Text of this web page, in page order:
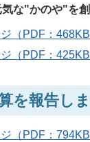
な"かのや"を
（PDF：
（PDF：
を報告し
（PDF：